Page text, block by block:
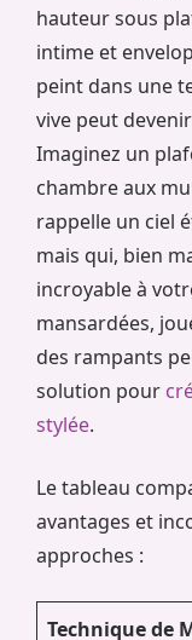
hauteur sous
intime et
peint dans une
vive peut
Imaginez un
chambre aux
rappelle un ciel
mais qui, bien
incroyable à
mansardées,
des rampants
solution pour
stylée.
Le tableau
avantages et
approches :
Technique de